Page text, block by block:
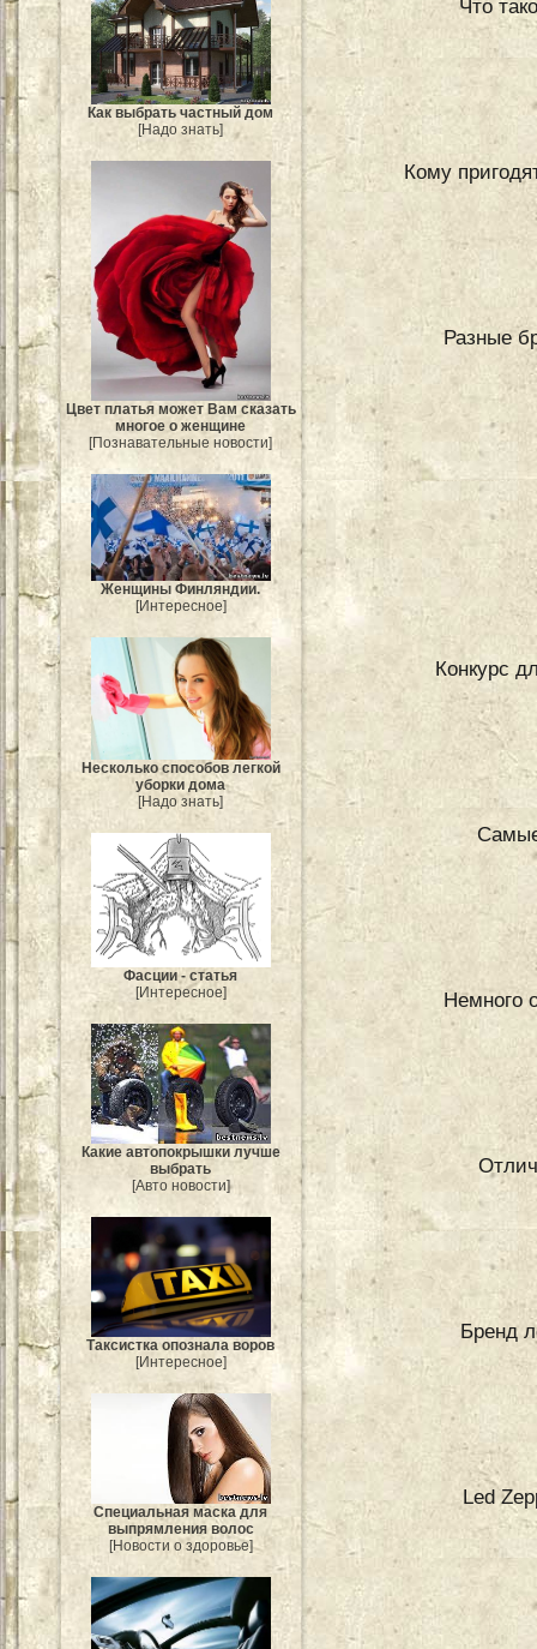
Как выбрать частный дом
[Надо знать]
Цвет платья может Вам сказать
многое о женщине
[Познавательные новости]
Женщины Финляндии.
[Интересное]
Несколько способов легкой
уборки дома
[Надо знать]
Фасции - статья
[Интересное]
Какие автопокрышки лучше
выбрать
[Авто новости]
Таксистка опознала воров
[Интересное]
Специальная маска для
выпрямления волос
[Новости о здоровье]
Что
Кому
Разные
Конкурс
Немного
Бренд
Led